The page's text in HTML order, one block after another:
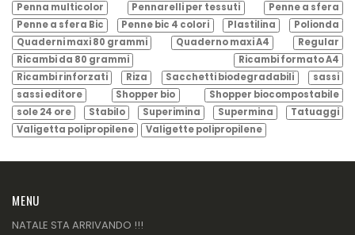
Penna multicolor
Pennarelli per tessuti
Penne a sfera
Penne a sfera Bic
Penne bic 4 colori Plastilina
Polionda
Quaderni maxi 80 grammi
Quaderno maxi A4
Regular
Ricambi da 80 grammi
Ricambi formato A4
Ricambi rinforzati
Riza Sacchetti biodegradabili
sassi
sassi editore
Shopper bio
Shopper biocompostabile
sole 24 ore
Stabilo Superimina Supermina
Tatuaggi
Valigetta polipropilene
Valigette polipropilene
MENU
NATALE STA ARRIVANDO !!!